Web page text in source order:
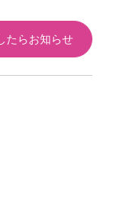
たらお知らせ